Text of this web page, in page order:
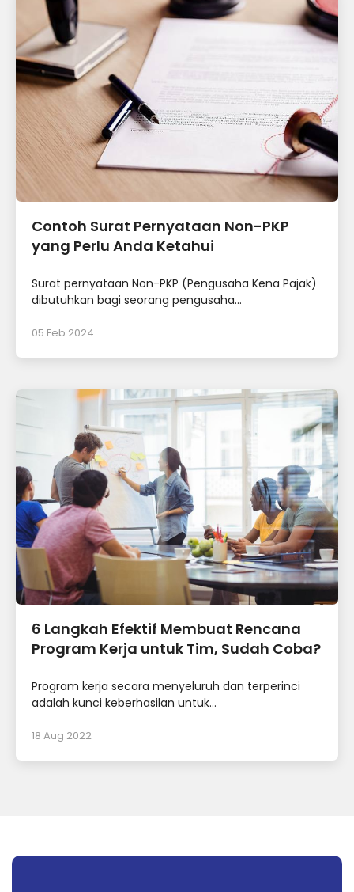
Contoh Surat Pernyataan Non-PKP
yang Perlu Anda Ketahui
Surat pernyataan Non-PKP (Pengusaha Kena Pajak)
dibutuhkan bagi seorang pengusaha...
05 Feb 2024
6 Langkah Efektif Membuat Rencana
Program Kerja untuk Tim, Sudah Coba?
Program kerja secara menyeluruh dan terperinci
adalah kunci keberhasilan untuk...
18 Aug 2022